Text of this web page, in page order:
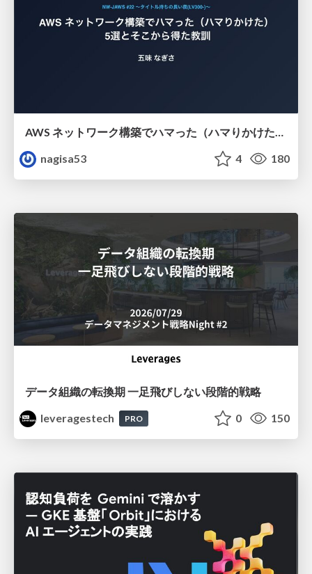
AWS ネットワーク構築でハマった（ハマりかけた） 5選とそこから得た教訓
nagisa53
4 180
データ組織の転換期 一足飛びしない段階的戦略
leveragestech
PRO 0 150